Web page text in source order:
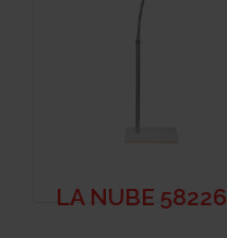
LA NUBE 58226